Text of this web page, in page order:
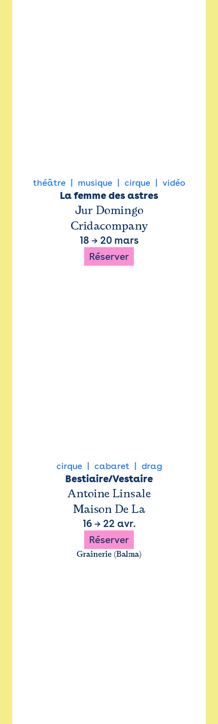
théâtre musique cirque vidéo
La femme des astres
Jur Domingo
Cridacompany
18 → 20 mars
Réserver
cirque cabaret drag
Bestiaire/Vestaire
Antoine Linsale
Maison De La
16→ 22 avr.
Réserver
Grainerie (Balma)